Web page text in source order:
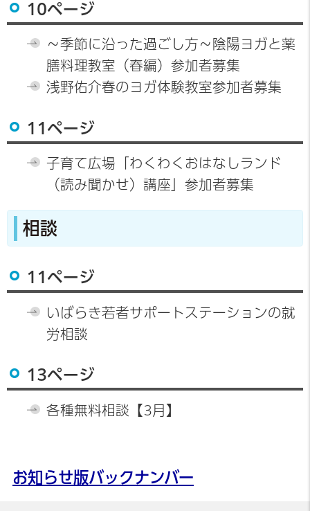
10ページ
～季節に沿った過ごし方～陰陽ヨガと薬
膳料理教室（春編）参加者募集
浅野佑介春のヨガ体験教室参加者募集
11ページ
子育て広場「わくわくおはなしランド
（読み聞かせ）講座」参加者募集
相談
11ページ
いばらき若者サポートステーションの就
労相談
13ページ
各種無料相談【3月】
お知らせ版バックナンバー